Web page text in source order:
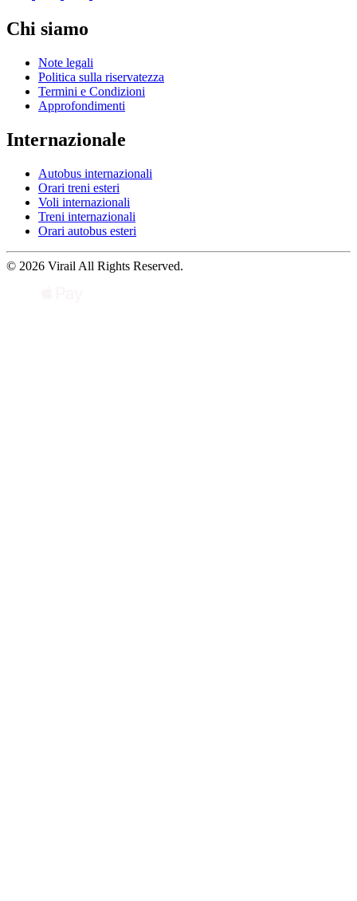
Chi siamo
Note legali
Politica sulla riservatezza
Termini e Condizioni
Approfondimenti
Internazionale
Autobus internazionali
Orari treni esteri
Voli internazionali
Treni internazionali
Orari autobus esteri
© 2026 Virail All Rights Reserved.